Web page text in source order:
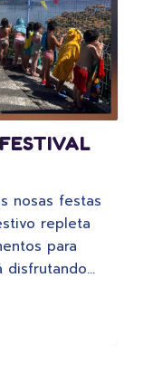
nosas festas
repleta
para
disfrutando…